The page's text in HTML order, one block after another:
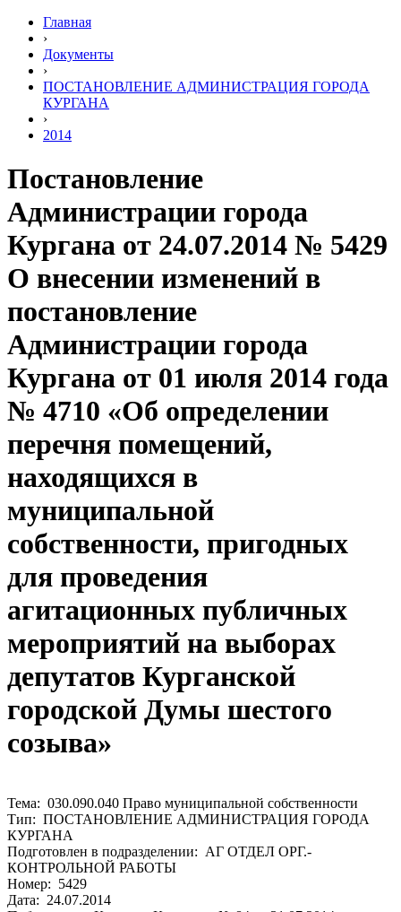
Главная
›
Документы
›
ПОСТАНОВЛЕНИЕ АДМИНИСТРАЦИЯ ГОРОДА
КУРГАНА
›
2014
Постановление
Администрации города
Кургана от 24.07.2014 № 5429
О внесении изменений в
постановление
Администрации города
Кургана от 01 июля 2014 года
№ 4710 «Об определении
перечня помещений,
находящихся в
муниципальной
собственности, пригодных
для проведения
агитационных публичных
мероприятий на выборах
депутатов Курганской
городской Думы шестого
созыва»
Тема: 030.090.040 Право муниципальной собственности
Тип: ПОСТАНОВЛЕНИЕ АДМИНИСТРАЦИЯ ГОРОДА
КУРГАНА
Подготовлен в подразделении: АГ ОТДЕЛ ОРГ.-
КОНТРОЛЬНОЙ РАБОТЫ
Номер: 5429
Дата: 24.07.2014